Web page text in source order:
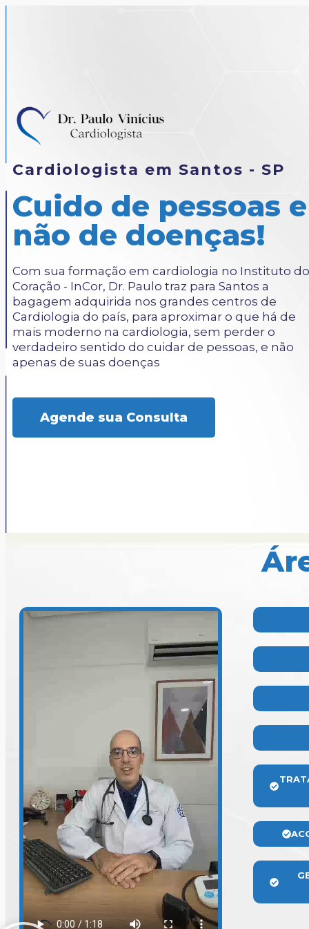
Cardiologista em Santos - SP
Cuido de pessoas e
não de doenças!
Com sua formação em cardiologia no Instituto do
Coração - InCor, Dr. Paulo traz para Santos a
bagagem adquirida nos grandes centros de
Cardiologia do país, para aproximar o que há de
mais moderno na cardiologia, sem perder o
verdadeiro sentido do cuidar de pessoas, e não
apenas de suas doenças
Agende sua Consulta